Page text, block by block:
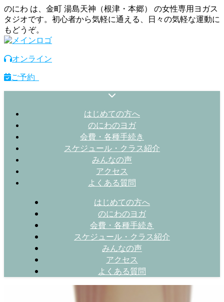
のにわ は、金町 湯島天神（根津・本郷） の女性専用ヨガス
タジオです。初心者から気軽に通える、日々の気軽な運動に
もどうぞ。
オンライン
ご予約
はじめての方へ
のにわのヨガ
会費・各種手続き
スケジュール・クラス紹介
みんなの声
アクセス
よくある質問
はじめての方へ
のにわのヨガ
会費・各種手続き
スケジュール・クラス紹介
みんなの声
アクセス
よくある質問